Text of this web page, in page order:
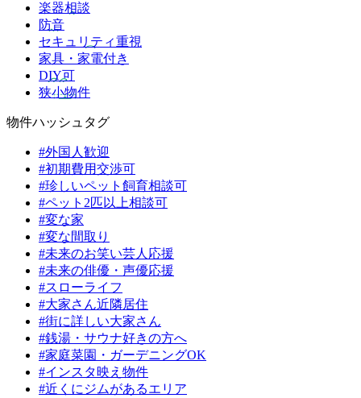
楽器相談
防音
セキュリティ重視
家具・家電付き
DIY可
狭小物件
物件ハッシュタグ
#外国人歓迎
#初期費用交渉可
#珍しいペット飼育相談可
#ペット2匹以上相談可
#変な家
#変な間取り
#未来のお笑い芸人応援
#未来の俳優・声優応援
#スローライフ
#大家さん近隣居住
#街に詳しい大家さん
#銭湯・サウナ好きの方へ
#家庭菜園・ガーデニングOK
#インスタ映え物件
#近くにジムがあるエリア